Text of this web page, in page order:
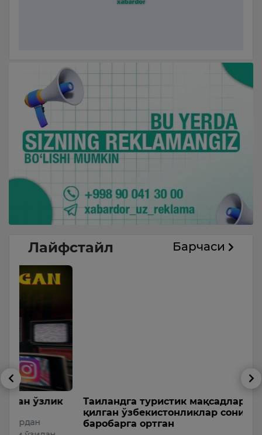
Лайфстайл Барчаси
Таиландга туристик мақсадларда сафар
қилган ўзбекистонликлар сони 2,3
баробарга ортган